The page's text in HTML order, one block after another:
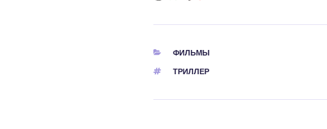
РУБРИКИ
ФИЛЬМЫ
МЕТКИ
ТРИЛЛЕР